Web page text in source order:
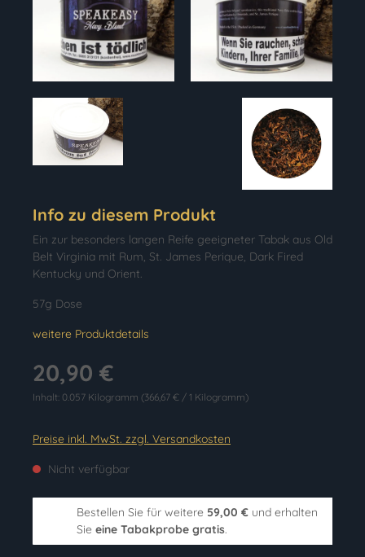
Info zu diesem Produkt
Ein zur besonders langen Reife geeigneter Tabak aus Old
Belt Virginia mit Rum, St. James Perique, Dark Fired
Kentucky und Orient.
57g Dose
weitere Produktdetails
20,90 €
Inhalt: 0.057 Kilogramm (366,67 € / 1 Kilogramm)
Preise inkl. MwSt. zzgl. Versandkosten
Nicht verfügbar
Bestellen Sie für weitere 59,00 € und erhalten
Sie eine Tabakprobe gratis.